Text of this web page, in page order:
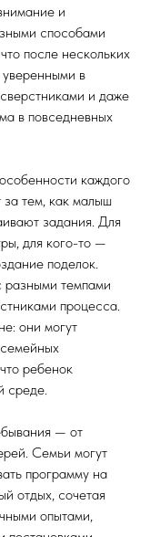
и
способами
после нескольких
уверенными в
и даже
в повседневных
каждого
тем, как малыш
задания. Для
для кого-то —
поделок.
разными темпами
процесса.
они могут
ребенок
среде.
— от
Семьи могут
программу на
отдых, сочетая
опытами,